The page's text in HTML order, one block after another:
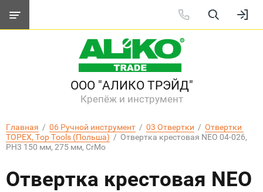
ООО "АЛИКО ТРЭЙД"
Крепёж и инструмент
Главная
  /
06 Ручной инструмент
  /
03 Отвертки
  /
Отвертки
TOPEX, Top Tools (Польша)
  /  Отвертка крестовая NEO 04-026,
PH3 150 мм, 275 мм, CrMo
Отвертка крестовая NEO